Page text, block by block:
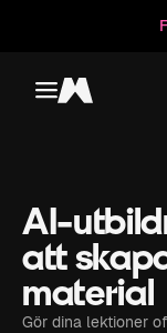
Toggle menu
Magnific
AI-
att
material
Gör dina lektioner